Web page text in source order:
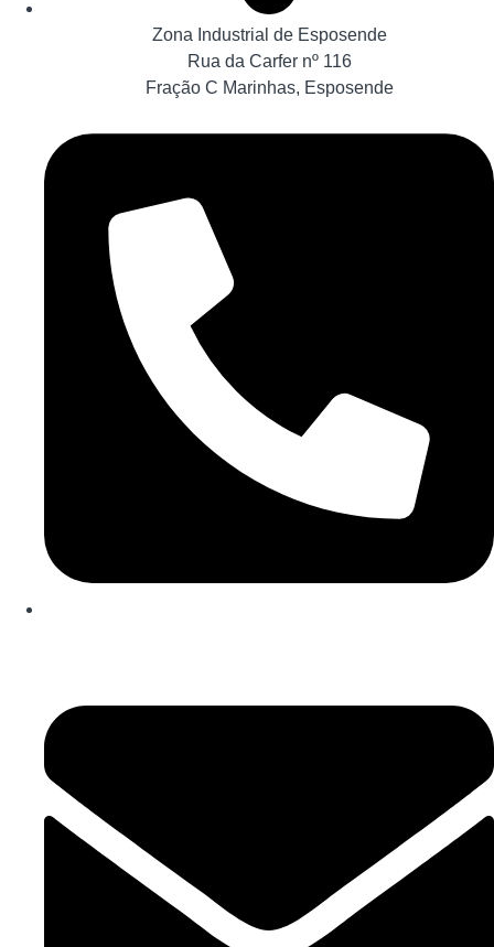
Zona Industrial de Esposende
Rua da Carfer nº 116
Fração C Marinhas, Esposende